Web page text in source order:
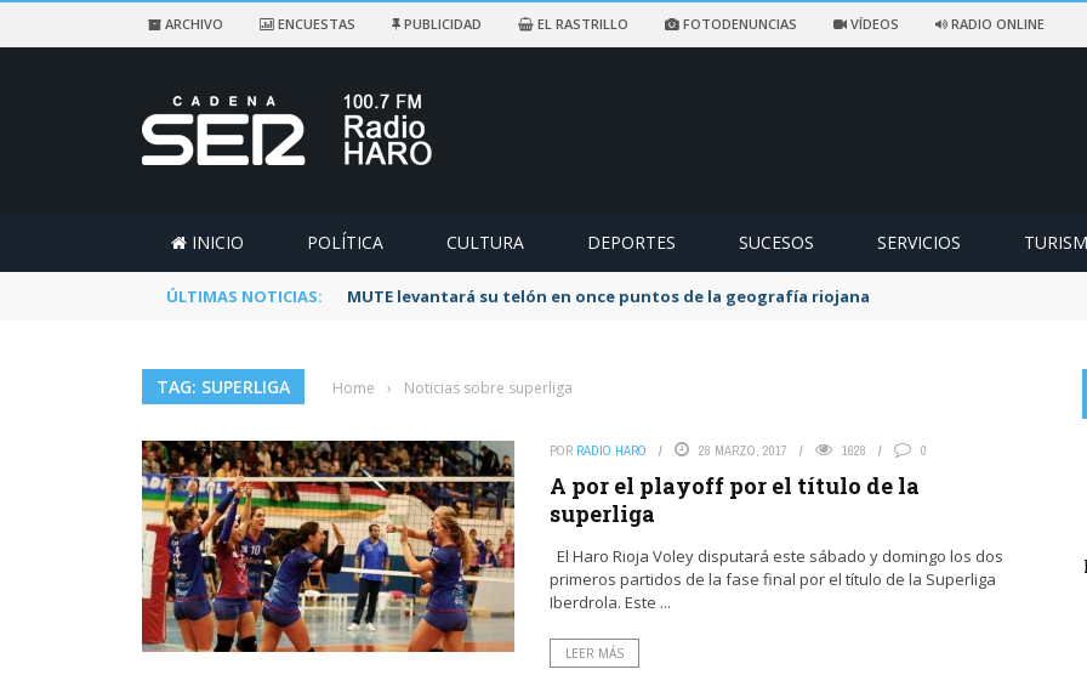
ARCHIVO ENCUESTAS PUBLICIDAD EL RASTRILLO FOTODENUNCIAS VÍDEOS RADIO ONLINE
INICIO POLÍTICA CULTURA DEPORTES SUCESOS SERVICIOS
ÚLTIMAS NOTICIAS: Rescatado un ciclista accidentado en un sendero de Ezcaray
TAG: SUPERLIGA Home › Noticias sobre superliga
POR RADIO HARO 28 MARZO, 2017 1628 0
A por el playoff por el título de la
superliga
El Haro Rioja Voley disputará este sábado y domingo los dos
primeros partidos de la fase final por el título de la Superliga
Iberdrola. Este ...
LEER MÁS
Lo que queda del Psoe a lo suyo. La lio yo y la culpa de los ...
del alcalde socialista de Rodezno en la
recaudación de ...